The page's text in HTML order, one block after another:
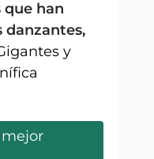
que han
danzantes,
y
mejor